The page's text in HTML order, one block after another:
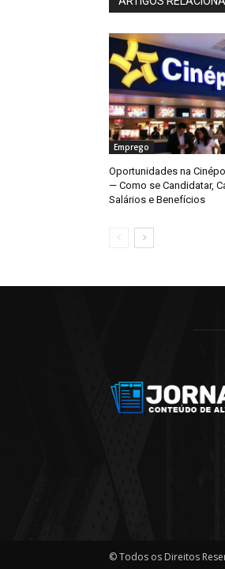
Emprego
Oportunidades na
— Como se Candidatar,
Salários e Benefícios
© Todos os Direitos